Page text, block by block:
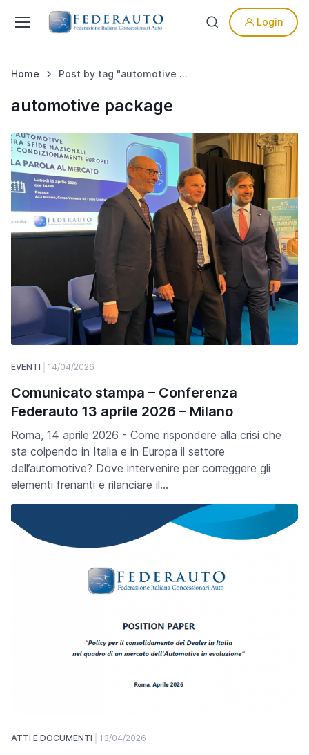
Login
Home Post by tag "automotive package"
automotive package
EVENTI 14/04/2026
Comunicato stampa – Conferenza
Federauto 13 aprile 2026 – Milano
Roma, 14 aprile 2026 - Come rispondere alla crisi che
sta colpendo in Italia e in Europa il settore
dell’automotive? Dove intervenire per correggere gli
elementi frenanti e rilanciare il…
ATTI E DOCUMENTI 13/04/2026